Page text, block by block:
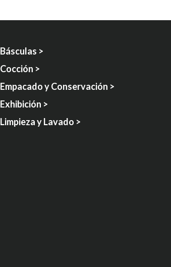
Básculas >
Cocción >
Empacado y Conservación >
Exhibición >
Limpieza y Lavado >